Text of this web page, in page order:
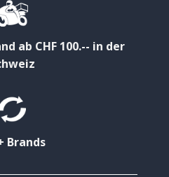
ab CHF 100.-- in der
Brands